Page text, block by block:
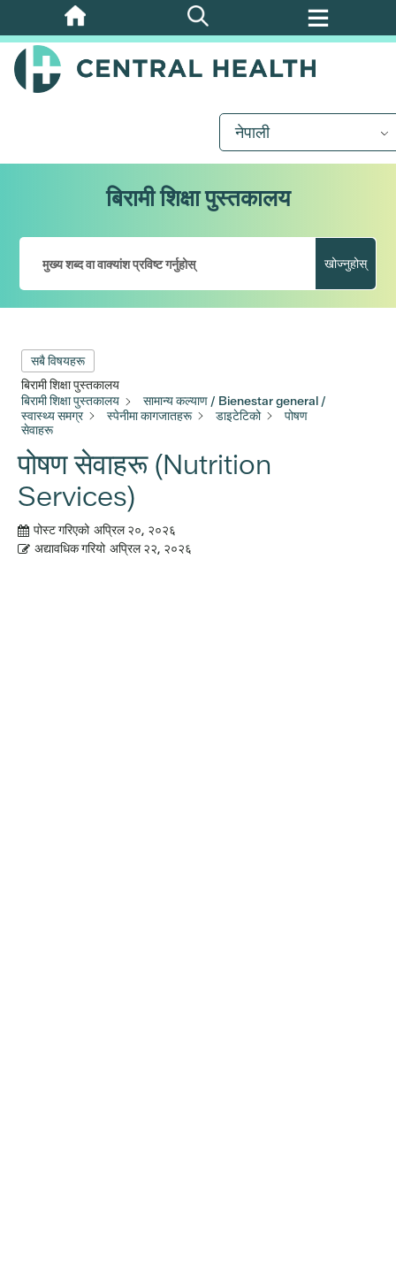
मुख्य
सामग्रीमा
जानुहोस्
नेपाली
बिरामी शिक्षा पुस्तकालय
खोज्नुहोस्
सबै विषयहरू
बिरामी शिक्षा पुस्तकालय
बिरामी शिक्षा पुस्तकालय
सामान्य कल्याण / Bienestar general /
स्वास्थ्य समग्र
स्पेनीमा कागजातहरू डाइटेटिको
पोषण
सेवाहरू
पोषण सेवाहरू (Nutrition
Services)
पोस्ट गरिएको अप्रिल २०, २०२६
अद्यावधिक गरियो अप्रिल २२, २०२६